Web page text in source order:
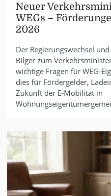
Neuer
WEGs –
2026
Der Regierungswechsel
Bilger zum
wichtige Fragen für WEG-
dies für Fördergelder,
Zukunft der E-Mobilität in